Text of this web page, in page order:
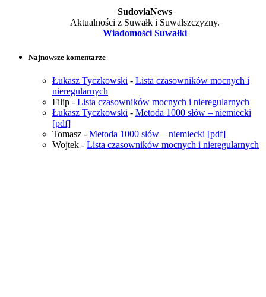
SudoviaNews
Aktualności z Suwałk i Suwalszczyzny.
Wiadomości Suwałki
Najnowsze komentarze
Łukasz Tyczkowski - Lista czasowników mocnych i
nieregularnych
Filip - Lista czasowników mocnych i nieregularnych
Łukasz Tyczkowski - Metoda 1000 słów – niemiecki
[pdf]
Tomasz - Metoda 1000 słów – niemiecki [pdf]
Wojtek - Lista czasowników mocnych i nieregularnych